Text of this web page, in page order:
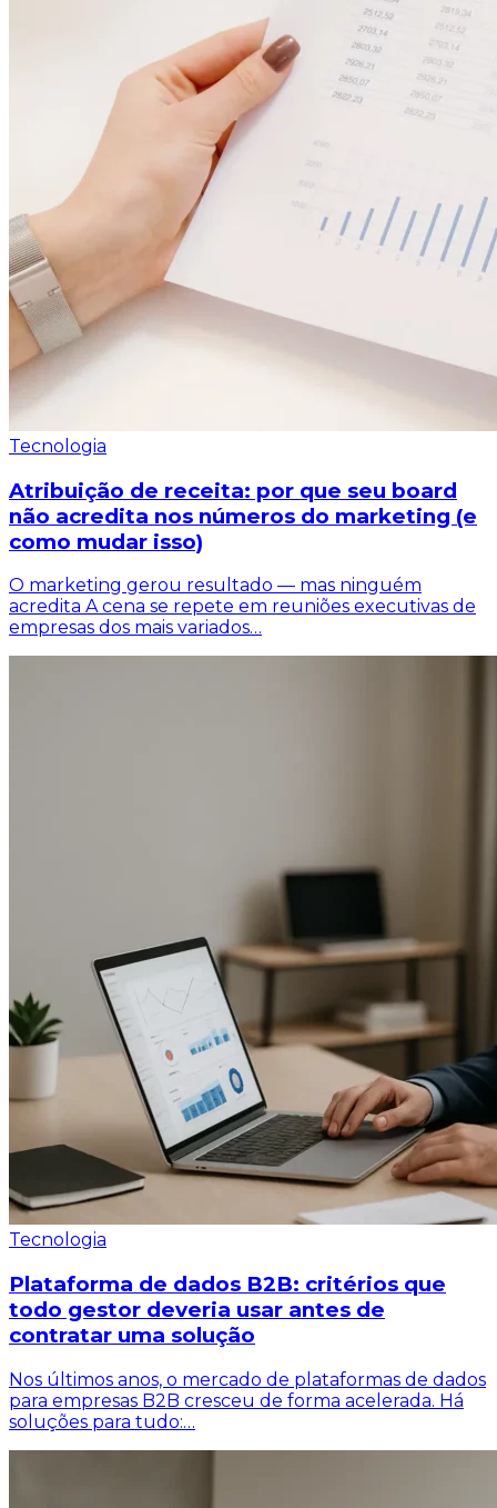
Tecnologia
Atribuição de receita: por que seu board
não acredita nos números do marketing (e
como mudar isso)
O marketing gerou resultado — mas ninguém
acredita A cena se repete em reuniões executivas de
empresas dos mais variados…
Tecnologia
Plataforma de dados B2B: critérios que
todo gestor deveria usar antes de
contratar uma solução
Nos últimos anos, o mercado de plataformas de dados
para empresas B2B cresceu de forma acelerada. Há
soluções para tudo:…